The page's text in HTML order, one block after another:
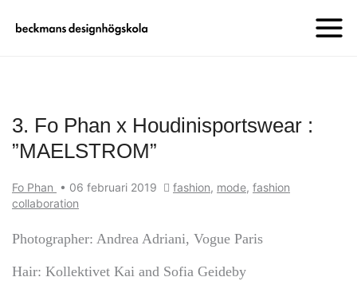
3. Fo Phan x Houdinisportswear :
”MAELSTROM”
Fo Phan • 06 februari 2019 fashion, mode, fashion
collaboration
Photographer: Andrea Adriani, Vogue Paris
Hair: Kollektivet Kai and Sofia Geideby